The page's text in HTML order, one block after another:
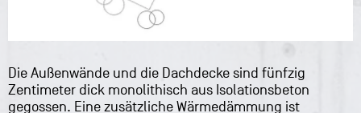
Die Außenwände und die Dachdecke sind fünfzig
Zentimeter dick monolithisch aus Isolationsbeton
gegossen. Eine zusätzliche Wärmedämmung ist